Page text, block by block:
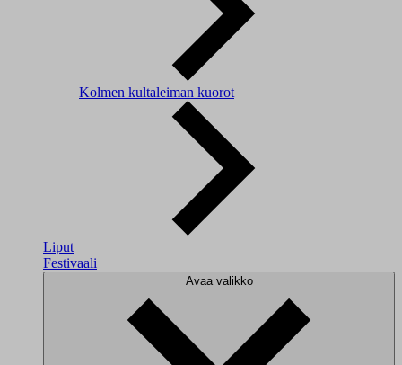
Kolmen kultaleiman kuorot
Liput
Festivaali
Avaa valikko